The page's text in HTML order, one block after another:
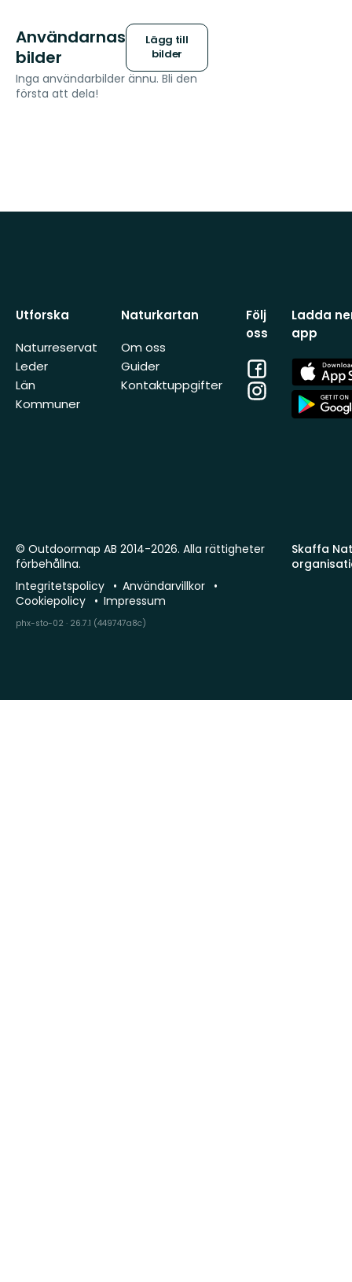
Användarnas
bilder
Lägg till
bilder
Inga användarbilder ännu. Bli den
första att dela!
Utforska
Naturreservat
Leder
Län
Kommuner
Naturkartan
Om oss
Guider
Kontaktuppgifter
Följ
oss
Facebook
Instagram
Ladda
app
App
Store
App
Store
Skaffa
© Outdoormap AB 2014-2026. Alla rättigheter
förbehållna.
Integritetspolicy
Användarvillkor
Cookiepolicy
Impressum
phx-sto-02 · 26.7.1 (449747a8c)